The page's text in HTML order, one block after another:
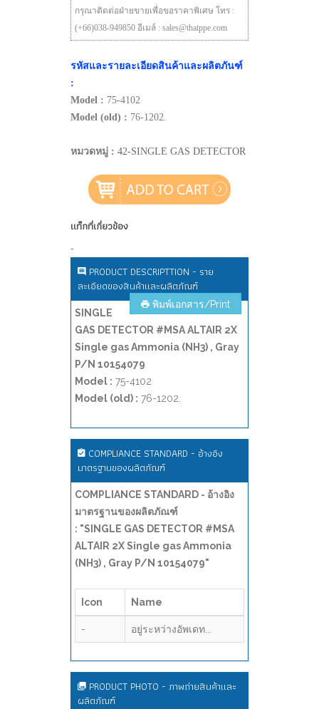
กรุณาติดต่อฝ่ายขายเพื่อขอราคาพิเศษ โทร :
(+66)038-949850 อีเมล์ : sales@thaippe.com
รหัสและรายละเอียดสินค้าและผลิตภันฑ์
:
Model : 75-4102
Model (old) : 76-1202.
หมวดหมู่ : 42-SINGLE GAS DETECTOR
แท็กที่เกี่ยวข้อง
-
PRODUCT DESCRIPTTION - ราย
ละเอียดของสินค้าและผลิตภัณฑ์
พิมพ์เอกสาร/Print
SINGLE
GAS DETECTOR #MSA ALTAIR 2X
Single gas Ammonia (NH3) , Gray
P/N 10154079
Model : 75-4102
Model (old) : 76-1202.
COMPLIANCE STANDARD - อ้างอิง
มาตรฐานของผลิตภัณฑ์
COMPLIANCE STANDARD - อ้างอิง
มาตรฐานของผลิตภัณฑ์
: "SINGLE GAS DETECTOR #MSA
ALTAIR 2X Single gas Ammonia
(NH3) , Gray P/N 10154079"
Icon Name
- อยู่ระหว่างอัพเดท...
PRODUCT PHOTO - ภาพถ่ายสินค้าและ
ผลิตภัณฑ์